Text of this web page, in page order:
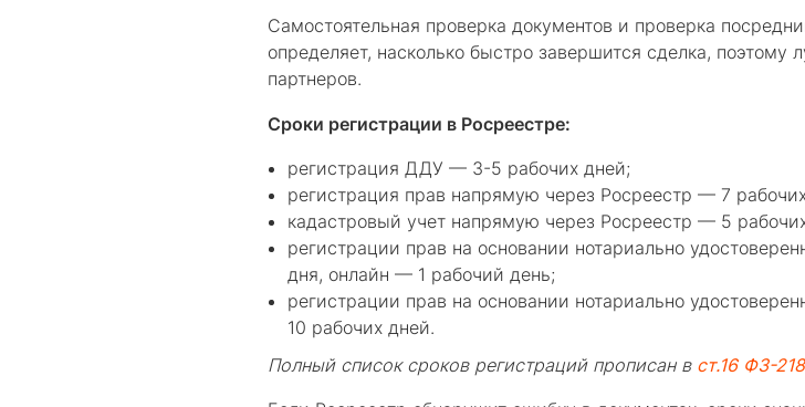
Самостоятельная проверка документов и проверка
определяет, насколько быстро завершится сделка,
партнеров.
Сроки регистрации в Росреестре:
регистрация ДДУ — 3-5 рабочих дней;
регистрация прав напрямую через Росреестр — 7
кадастровый учет напрямую через Росреестр — 5
регистрации прав на основании нотариально
дня, онлайн — 1 рабочий день;
регистрации прав на основании нотариально
10 рабочих дней.
Полный список сроков регистраций прописан в ст.16 ФЗ-218